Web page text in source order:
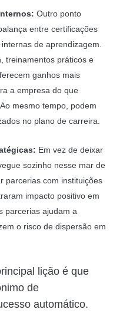
Outro ponto
entre certificações
de aprendizagem.
treinamentos práticos e
ganhos mais
a empresa do que
mesmo tempo, podem
no plano de carreira.
Em vez de deixar
sozinho nesse mar de
parcerias com instituições
impacto positivo em
parcerias ajudam a
o risco de dispersão em
lição é que
de
automático.